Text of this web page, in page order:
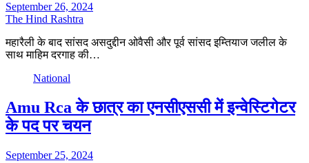
September 26, 2024
The Hind Rashtra
महारैली के बाद सांसद असदुद्दीन ओवैसी और पूर्व सांसद इम्तियाज जलील के
साथ माहिम दरगाह की…
National
Amu Rca के छात्र का एनसीएससी में इन्वेस्टिगेटर
के पद पर चयन
September 25, 2024